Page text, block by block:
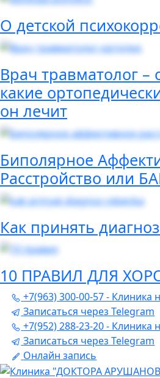
О детской
Врач травматолог –
какие
он лечит
Биполярное
Расстройство или
Как принять
10 ПРАВИЛ ДЛЯ
+7(963) 300-00-57 -
Записаться через Telegram
+7(952) 288-23-20 - Клиника
Записаться через Telegram
Онлайн запись